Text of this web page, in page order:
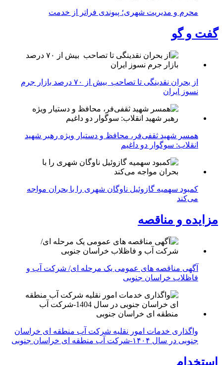
محرم و مدیریت شهری؛ پیوندی فراتر از خدمت
گفت و گو
از بحران نقدینگی تا تصاحب بیش از ۷۰ درصد بازار جرم
نسوز ایران
همسر شهید ثقفی‌فر، محافظ و دستیار ویژه رهبر شهید
انقلاب: سوگوار دو داغیم
کمبود سهمیه گازوئیل ناوگان شهری را با بحران مواجه
می‌کند
مزایده و مناقصه
آگهی مناقصه های عمومی یک مرحله ای/ شرکت آب و
فاظلاب خراسان جنوبی
واگذاری خدمات امور نقلیه شرکت آب منطقه ای خراسان
جنوبی در سال ۱۴۰۴-شرکت آب منطقه ای خراسان جنوبی
استخدام